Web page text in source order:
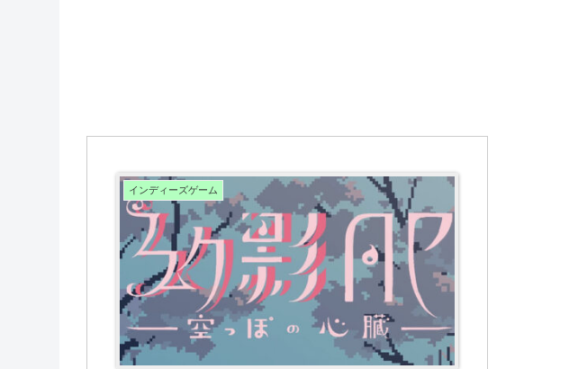
インディーズゲーム